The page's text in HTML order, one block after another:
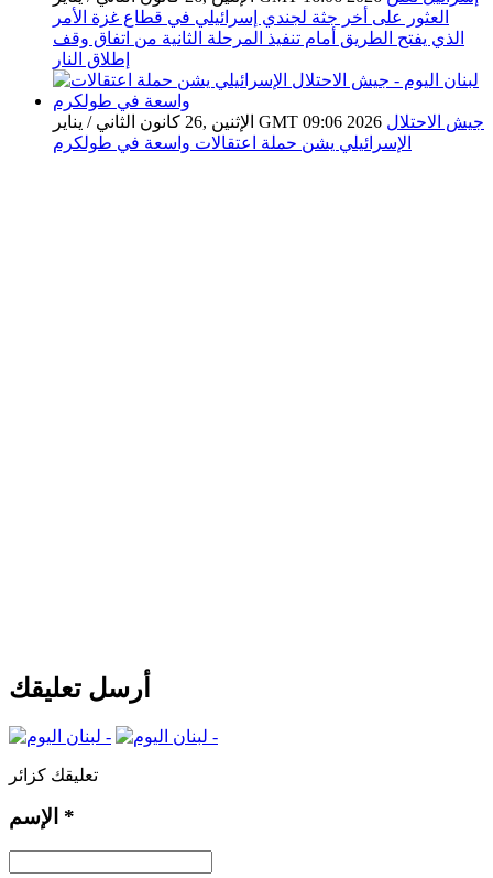
العثور على أخر جثة لجندي إسرائيلي في قطاع غزة الأمر
الذي يفتح الطريق أمام تنفيذ المرحلة الثانية من اتفاق وقف
إطلاق النار
الإثنين ,26 كانون الثاني / يناير GMT 09:06 2026 جيش الاحتلال
الإسرائيلي يشن حملة اعتقالات واسعة في طولكرم
أرسل تعليقك
تعليقك كزائر
*